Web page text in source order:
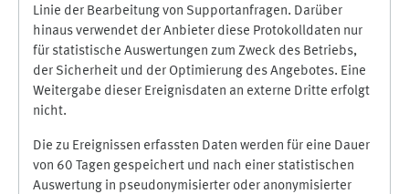
Linie der Bearbeitung von Supportanfragen. Darüber
hinaus verwendet der Anbieter diese Protokolldaten nur
für statistische Auswertungen zum Zweck des Betriebs,
der Sicherheit und der Optimierung des Angebotes. Eine
Weitergabe dieser Ereignisdaten an externe Dritte erfolgt
nicht.
Die zu Ereignissen erfassten Daten werden für eine Dauer
von 60 Tagen gespeichert und nach einer statistischen
Auswertung in pseudonymisierter oder anonymisierter